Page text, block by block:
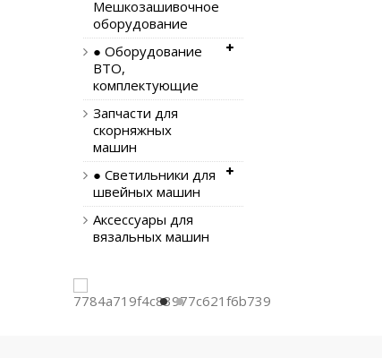
Мешкозашивочное
оборудование
● Оборудование
ВТО,
комплектующие
Запчасти для
скорняжных
машин
● Светильники для
швейных машин
Аксессуары для
вязальных машин